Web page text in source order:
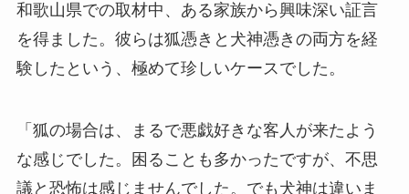
和歌山県での取材中、ある家族から興味深い証言
を得ました。彼らは狐憑きと犬神憑きの両方を経
験したという、極めて珍しいケースでした。
「狐の場合は、まるで悪戯好きな客人が来たよう
な感じでした。困ることも多かったですが、不思
議と恐怖は感じませんでした。でも犬神は違いま